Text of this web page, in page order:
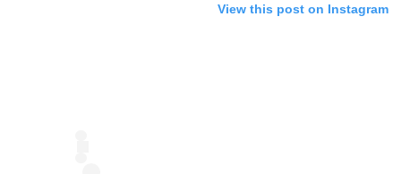
View this post on Instagram